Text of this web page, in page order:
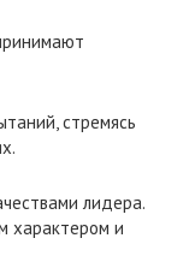
стремясь
лидера.
характером и